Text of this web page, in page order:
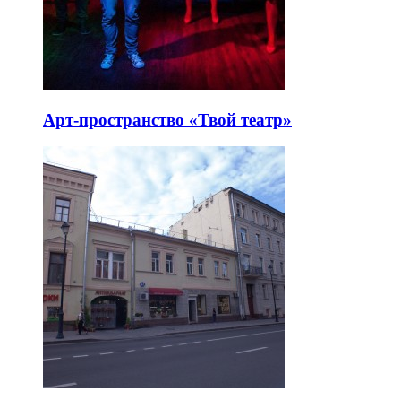
Арт-пространство «Твой театр»